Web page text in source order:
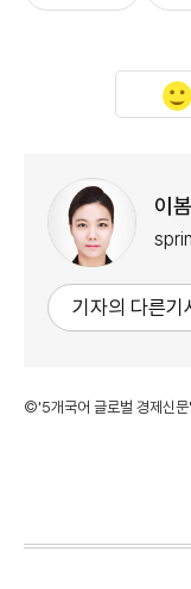
이
기자의 다른기
©'5개국어 글로벌 경제신문'